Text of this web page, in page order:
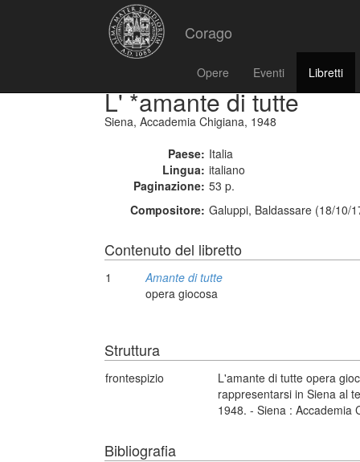
Corago
Opere Eventi Libretti
L' *amante di tutte
Siena, Accademia Chigiana, 1948
Paese: Italia
Lingua: italiano
Paginazione: 53 p.
Compositore: Galuppi, Baldassare (18/10/
Contenuto del libretto
1
Amante di tutte
opera giocosa
Struttura
frontespizio
L'amante di tutte opera
rappresentarsi in Siena al
1948. - Siena : Accademia
Bibliografia